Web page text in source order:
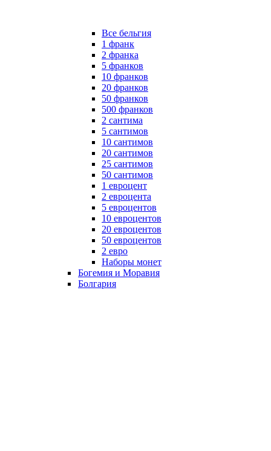
Все бельгия
1 франк
2 франка
5 франков
10 франков
20 франков
50 франков
500 франков
2 сантима
5 сантимов
10 сантимов
20 сантимов
25 сантимов
50 сантимов
1 евроцент
2 евроцента
5 евроцентов
10 евроцентов
20 евроцентов
50 евроцентов
2 евро
Наборы монет
Богемия и Моравия
Болгария